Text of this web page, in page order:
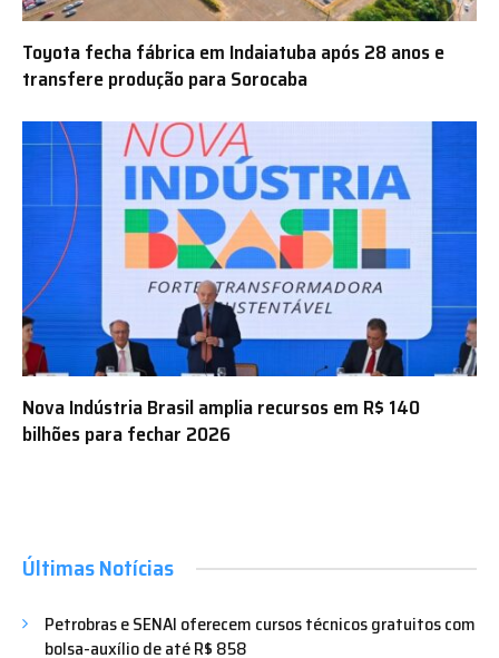
Toyota fecha fábrica em Indaiatuba após 28 anos e
transfere produção para Sorocaba
Nova Indústria Brasil amplia recursos em R$ 140
bilhões para fechar 2026
Últimas Notícias
Petrobras e SENAI oferecem cursos técnicos gratuitos com
bolsa-auxílio de até R$ 858